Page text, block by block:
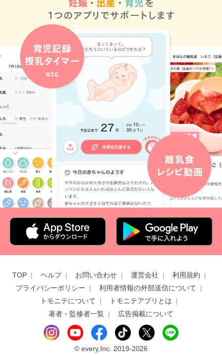
TOP ヘルプ お問い合わせ 運営会社
利用規約
プライバシーポリシー
利用者情報の外部送信について
トモニテについて
トモニテアプリとは
著者・監修者一覧
広告掲載について
© every,Inc. 2019-2026